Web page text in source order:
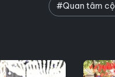
#Quan tâm